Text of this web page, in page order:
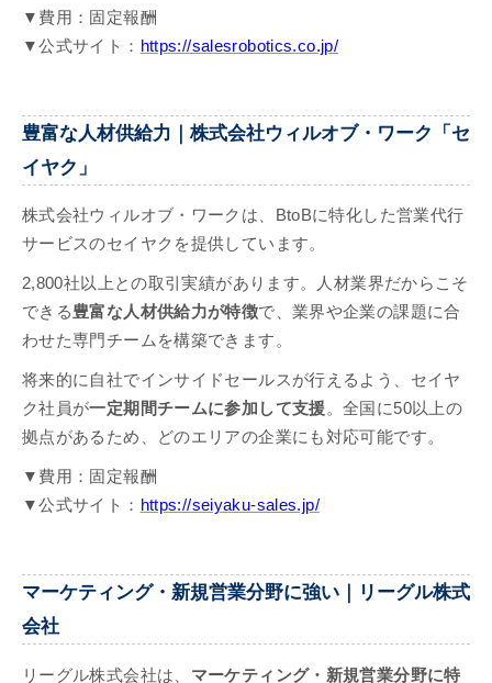
▼費用：固定報酬
▼公式サイト： https://salesrobotics.co.jp/
豊富な人材供給力｜株式会社ウィルオブ・ワーク「セ
イヤク」
株式会社ウィルオブ・ワークは、BtoBに特化した営業代行
サービスのセイヤクを提供しています。
2,800社以上との取引実績があります。人材業界だからこそ
できる豊富な人材供給力が特徴で、業界や企業の課題に合
わせた専門チームを構築できます。
将来的に自社でインサイドセールスが行えるよう、セイヤ
ク社員が一定期間チームに参加して支援。全国に50以上の
拠点があるため、どのエリアの企業にも対応可能です。
▼費用：固定報酬
▼公式サイト： https://seiyaku-sales.jp/
マーケティング・新規営業分野に強い｜リーグル株式
会社
リーグル株式会社は、 マーケティング・新規営業分野に特